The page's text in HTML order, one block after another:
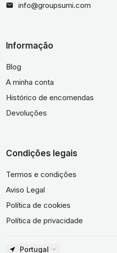
info@groupsumi.com
Informação
Blog
A minha conta
Histórico de encomendas
Devoluções
Condições legais
Termos e condições
Aviso Legal
Política de cookies
Política de privacidade
Portugal